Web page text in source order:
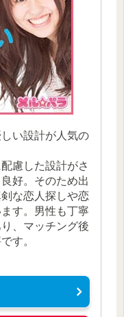
い設計が人気の
慮した設計がさ
好。そのため出
な恋人探しや恋
す。男性も丁寧
、マッチング後
す。